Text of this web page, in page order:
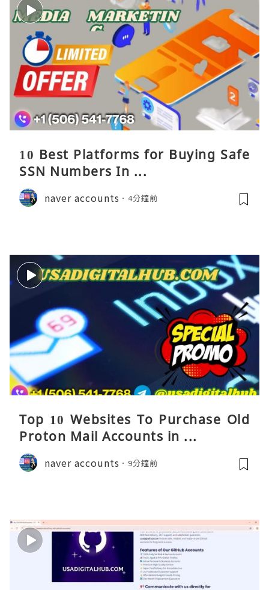
10 Best Platforms for Buying Safe
SSN Numbers In ...
naver accounts 4分鐘前
Top 10 Websites To Purchase Old
Proton Mail Accounts in ...
naver accounts 9分鐘前